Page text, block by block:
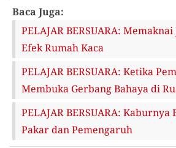
Baca Juga:
PELAJAR BERSUARA:
Efek Rumah Kaca
PELAJAR BERSUARA: Ketika
Membuka Gerbang Bahaya di
PELAJAR BERSUARA: Kaburnya
Pakar dan Pemengaruh